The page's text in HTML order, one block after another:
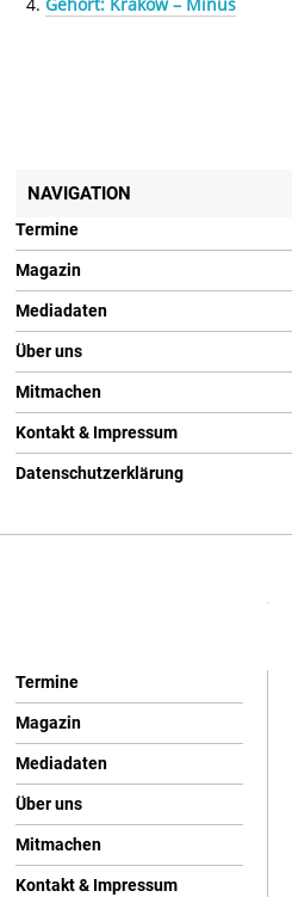
Gehört: Krakow – Minus
NAVIGATION
Termine
Magazin
Mediadaten
Über uns
Mitmachen
Kontakt & Impressum
Datenschutzerklärung
Termine
Magazin
Mediadaten
Über uns
Mitmachen
Kontakt & Impressum